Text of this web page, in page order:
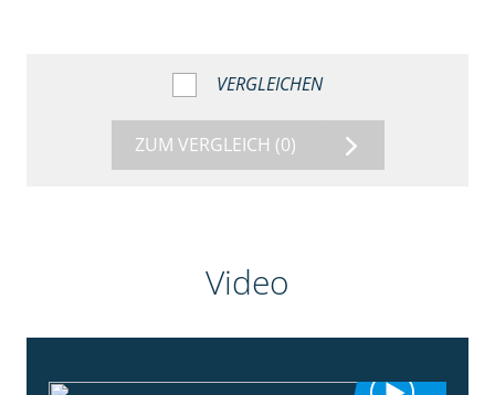
VERGLEICHEN
ZUM VERGLEICH (0)
Video